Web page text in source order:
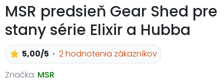
MSR predsieň Gear Shed pre
stany série Elixir a Hubba
5,00/5
2 hodnotenia zákazníkov
Značka: MSR